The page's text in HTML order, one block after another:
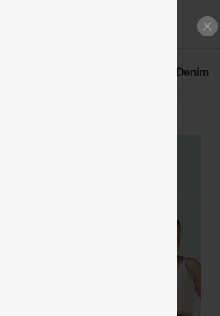
Denim